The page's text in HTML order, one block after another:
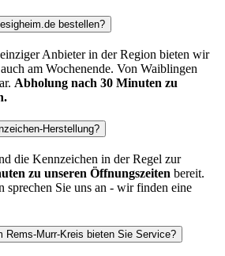
bestellen?
Anbieter in der Region bieten wir
am Wochenende. Von Waiblingen
Abholung nach 30 Minuten zu
Herstellung?
die Kennzeichen in der Regel zur
zu unseren Öffnungszeiten bereit.
sprechen Sie uns an - wir finden eine
Rems-Murr-Kreis bieten Sie Service?